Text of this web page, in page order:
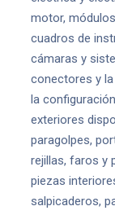
motor,
cuadros de
cámaras y
conectores y
la
exteriores
paragolpes,
rejillas, faros y
piezas
salpicaderos,